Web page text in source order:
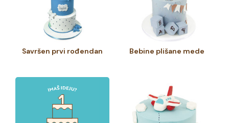
Savršen prvi rođendan Bebine plišane mede